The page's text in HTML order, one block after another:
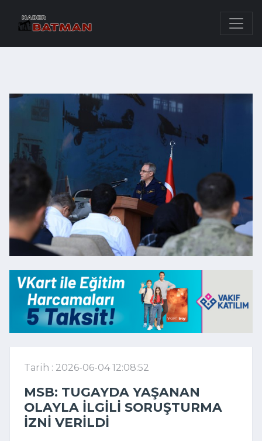
Tarih : 2026-06-04 12:08:52
MSB: TUGAYDA YAŞANAN
OLAYLA ILGILI SORUŞTURMA
IZNI VERILDI